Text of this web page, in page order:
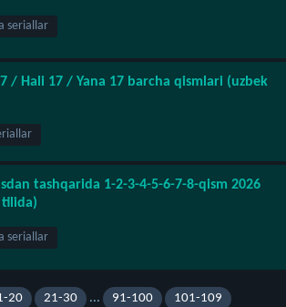
seriallar
/ Hali 17 / Yana 17 barcha qismlari (uzbek
tashqarida 1-2-3-4-5-6-7-8-qism 2026
tilida)
seriallar
20 21-30 ... 91-100 101-109